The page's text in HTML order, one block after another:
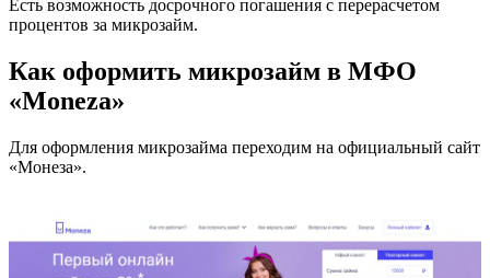
Есть возможность досрочного погашения с перерасчетом
процентов за микрозайм.
Как оформить микрозайм в МФО
«Moneza»
Для оформления микрозайма переходим на официальный сайт
«Монеза».